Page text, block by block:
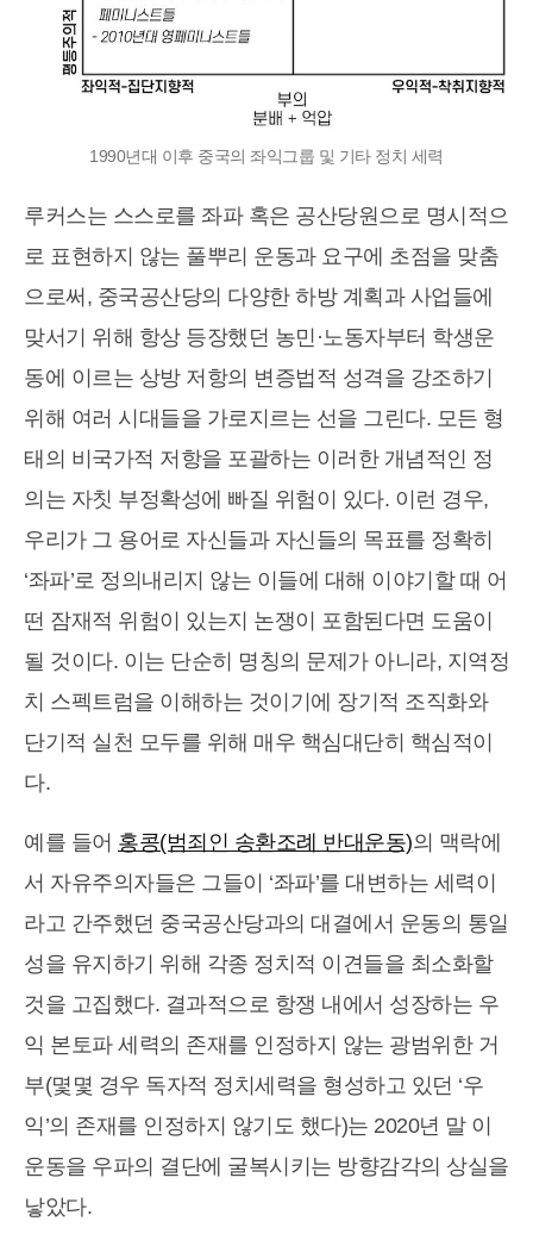
1990년대 이후 중국의 좌익그룹 및 기타 정치 세력
루커스는 스스로를 좌파 혹은 공산당원으로 명시적으
로 표현하지 않는 풀뿌리 운동과 요구에 초점을 맞춤
으로써, 중국공산당의 다양한 하방 계획과 사업들에
맞서기 위해 항상 등장했던 농민·노동자부터 학생운
동에 이르는 상방 저항의 변증법적 성격을 강조하기
위해 여러 시대들을 가로지르는 선을 그린다. 모든 형
태의 비국가적 저항을 포괄하는 이러한 개념적인 정
의는 자칫 부정확성에 빠질 위험이 있다. 이런 경우,
우리가 그 용어로 자신들과 자신들의 목표를 정확히
‘좌파’로 정의내리지 않는 이들에 대해 이야기할 때 어
떤 잠재적 위험이 있는지 논쟁이 포함된다면 도움이
될 것이다. 이는 단순히 명칭의 문제가 아니라, 지역정
치 스펙트럼을 이해하는 것이기에 장기적 조직화와
단기적 실천 모두를 위해 매우 핵심대단히 핵심적이
다.
예를 들어 홍콩(범죄인 송환조례 반대운동)의 맥락에
서 자유주의자들은 그들이 ‘좌파’를 대변하는 세력이
라고 간주했던 중국공산당과의 대결에서 운동의 통일
성을 유지하기 위해 각종 정치적 이견들을 최소화할
것을 고집했다. 결과적으로 항쟁 내에서 성장하는 우
익 본토파 세력의 존재를 인정하지 않는 광범위한 거
부(몇몇 경우 독자적 정치세력을 형성하고 있던 ‘우
익’의 존재를 인정하지 않기도 했다)는 2020년 말 이
운동을 우파의 결단에 굴복시키는 방향감각의 상실을
낳았다.